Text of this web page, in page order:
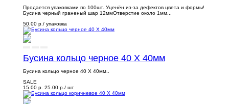
Продается упаковками по 100шт. Уценён из-за дефектов цвета и формы!
Бусина черный граненый шар 12ммОтверстие около 1мм...
50.00 р. / упаковка
Бусина кольцо черное 40 Х 40мм
Бусина кольцо черное 40 Х 40мм..
SALE
15.00 р. 25.00 р. / шт